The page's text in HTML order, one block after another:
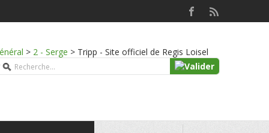
> 2 - Serge > Tripp - Site officiel de Regis Loisel